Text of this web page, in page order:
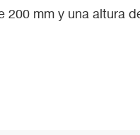
mm y una altura